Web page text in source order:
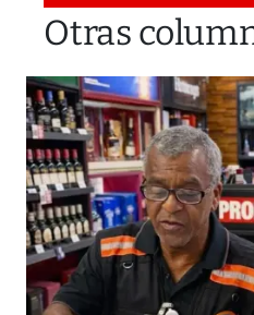
Otras